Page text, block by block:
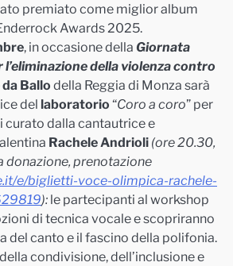
premiato come miglior album
Awards 2025.
, in occasione della Giornata
della violenza contro
Ballo della Reggia di Monza sarà
del laboratorio “Coro a coro” per
curato dalla cantautrice e
Rachele Andrioli (ore 20.30,
donazione, prenotazione
e/biglietti-voce-olimpica-rachele-
): le partecipanti al workshop
di tecnica vocale e scopriranno
del canto e il fascino della polifonia.
condivisione, dell’inclusione e